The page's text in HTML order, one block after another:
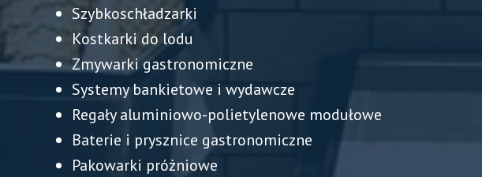
Szybkoschładzarki
Kostkarki do lodu
Zmywarki gastronomiczne
Systemy bankietowe i wydawcze
Regały aluminiowo-polietylenowe modułowe
Baterie i prysznice gastronomiczne
Pakowarki próżniowe